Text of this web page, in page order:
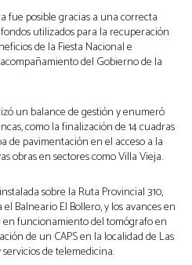
fue posible gracias a una correcta
utilizados para la recuperación
de la Fiesta Nacional e
del Gobierno de la
un balance de gestión y enumeró
como la finalización de 14 cuadras
de pavimentación en el acceso a la
obras en sectores como Villa Vieja.
sobre la Ruta Provincial 310,
Balneario El Bollero, y los avances en
en funcionamiento del tomógrafo en
de un CAPS en la localidad de Las
de telemedicina.